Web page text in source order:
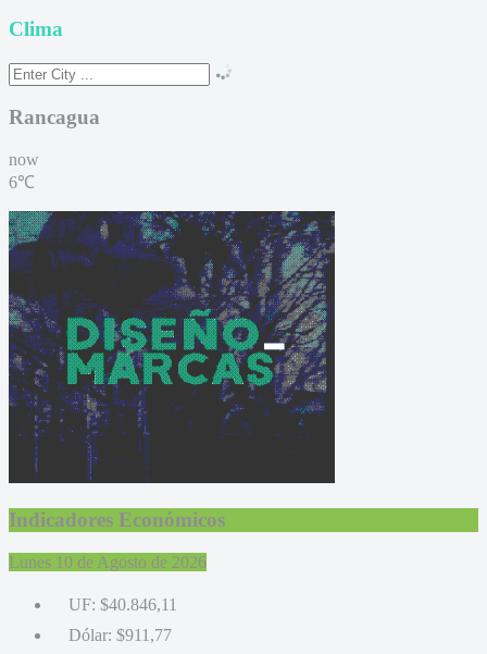
Clima
Rancagua
now
6℃
Indicadores Económicos
Lunes 10 de Agosto de 2026
UF: $40.846,11
Dólar: $911,77